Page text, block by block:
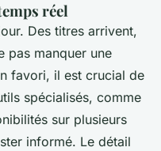
réel
Des titres arrivent,
pas manquer une
favori, il est crucial de
spécialisés, comme
sur plusieurs
informé. Le détail